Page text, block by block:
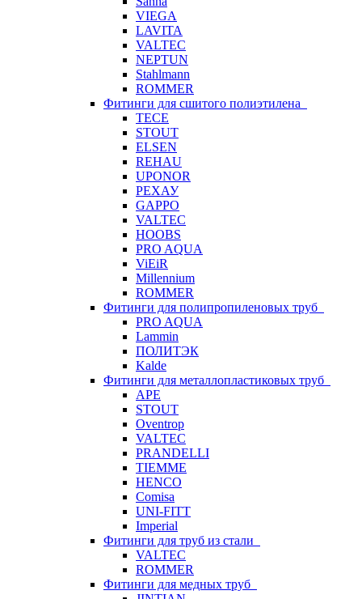
VIEGA
LAVITA
VALTEC
NEPTUN
Stahlmann
ROMMER
Фитинги для сшитого полиэтилена
TECE
STOUT
ELSEN
REHAU
UPONOR
РЕХАУ
GAPPO
VALTEC
HOOBS
PRO AQUA
ViEiR
Millennium
ROMMER
Фитинги для полипропиленовых труб
PRO AQUA
Lammin
ПОЛИТЭК
Kalde
Фитинги для металлопластиковых труб
APE
STOUT
Oventrop
VALTEC
PRANDELLI
TIEMME
HENCO
Comisa
UNI-FITT
Imperial
Фитинги для труб из стали
VALTEC
ROMMER
Фитинги для медных труб